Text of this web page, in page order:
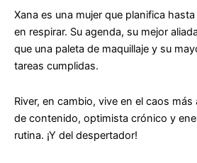
Xana es una mujer que planifica
en respirar. Su agenda, su mejor
que una paleta de maquillaje y su
tareas cumplidas.
River, en cambio, vive en el caos
de contenido, optimista crónico y
rutina. ¡Y del despertador!